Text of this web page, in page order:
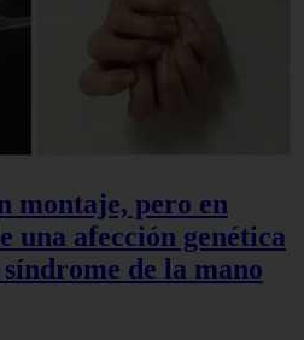
montaje, pero en
una afección genética
de la mano